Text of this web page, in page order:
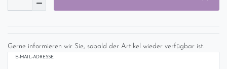
Gerne informieren wir Sie, sobald der Artikel wieder verfügbar ist.
E-MAIL-ADRESSE